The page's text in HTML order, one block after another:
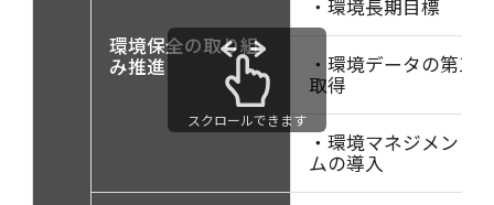
環境保全の取り組
み推進
・環境長期目標
・環境データの第三
取得
・環境マネジメント
ムの導入
スクロールできます